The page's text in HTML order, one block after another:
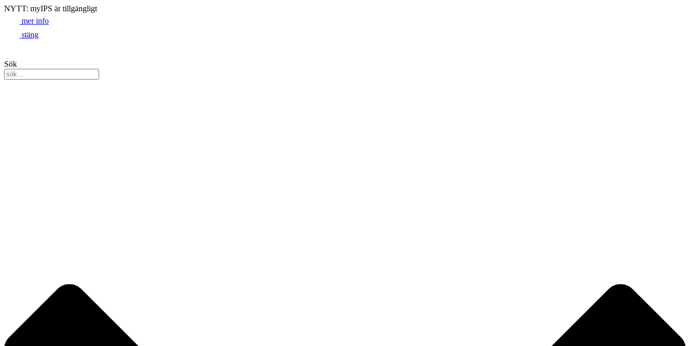
NYTT: myIPS är tillgängligt
mer info
stäng
Sök